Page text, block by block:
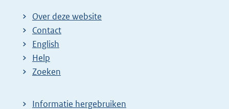
Over deze website
Contact
English
Help
Zoeken
Informatie hergebruiken